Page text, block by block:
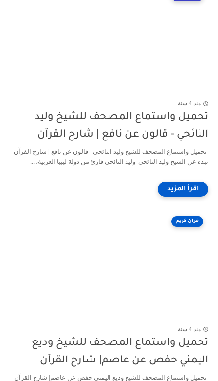
منذ 4 سنة
تحميل واستماع المصحف للشيخ وليد
النائحي - قالون عن نافع | شارح القرآن
تحميل واستماع المصحف للشيخ وليد النائحي - قالون عن نافع | شارح القرآن
نبذه عن الشيخ وليد النائحي وليد النائحي قارئ من دولة ليبيا العربية، ...
قرآن كريم
منذ 4 سنة
تحميل واستماع المصحف للشيخ وديع
اليمني حفص عن عاصم| شارح القرآن
تحميل واستماع المصحف للشيخ وديع اليمني حفص عن عاصم| شارح القرآن